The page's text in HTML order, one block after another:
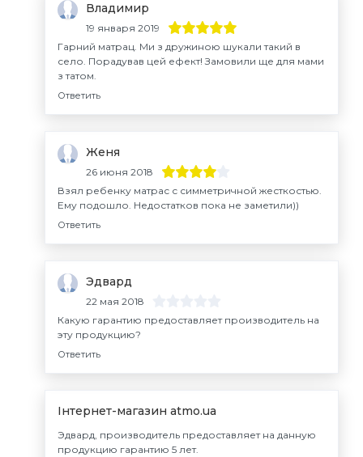
Владимир
19 января 2019
Гарний матрац. Ми з дружиною шукали такий в
село. Порадував цей ефект! Замовили ще для мами
з татом.
Ответить
Женя
26 июня 2018
Взял ребенку матрас с симметричной жесткостью.
Ему подошло. Недостатков пока не заметили))
Ответить
Эдвард
22 мая 2018
Какую гарантию предоставляет производитель на
эту продукцию?
Ответить
Інтернет-магазин atmo.ua
Эдвард, производитель предоставляет на данную
продукцию гарантию 5 лет.